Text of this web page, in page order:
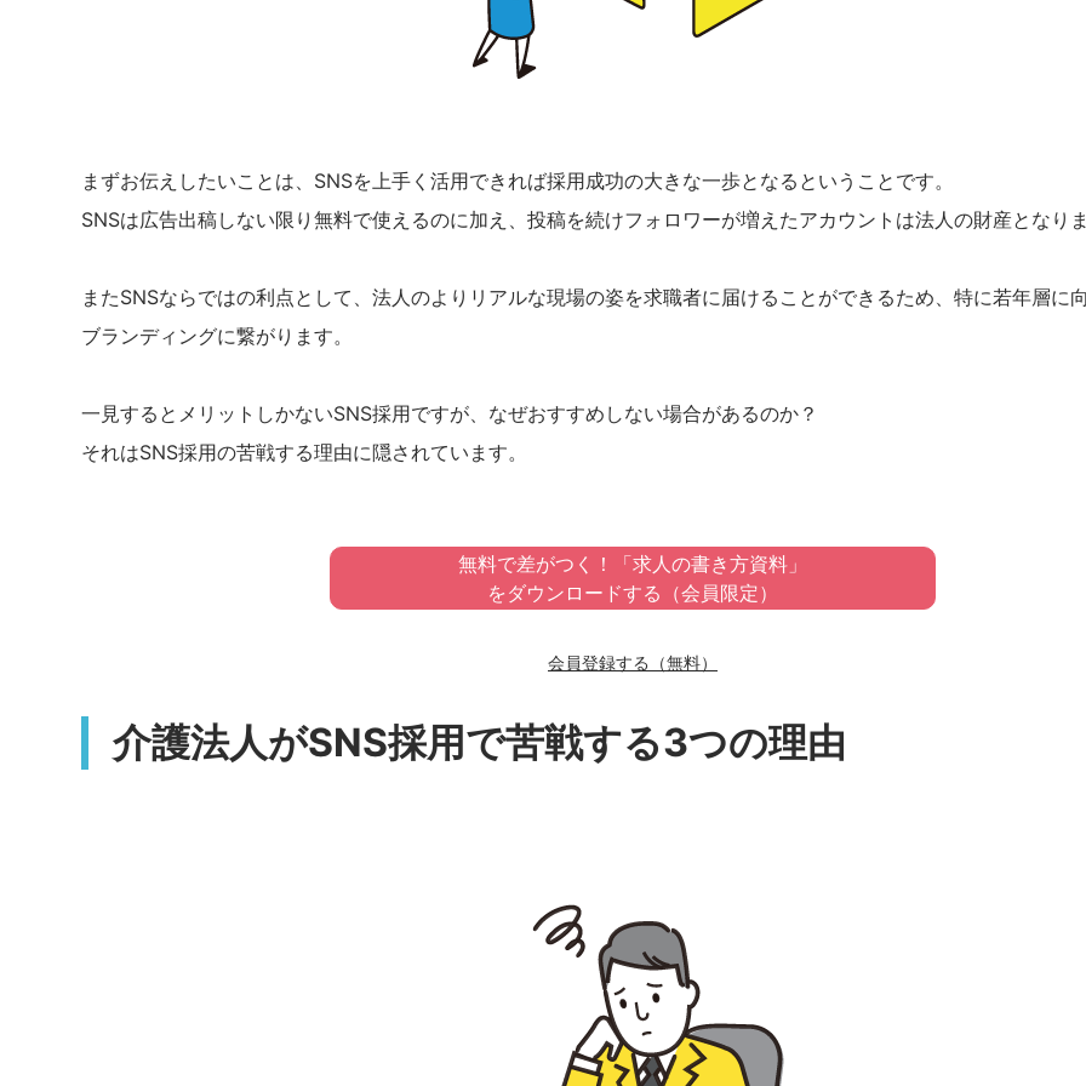
まずお伝えしたいことは、SNSを上手く活用できれば採用成功の大きな一歩となるということです。
SNSは広告出稿しない限り無料で使えるのに加え、投稿を続けフォロワーが増えたアカウントは法人の財産となりま
またSNSならではの利点として、法人のよりリアルな現場の姿を求職者に届けることができるため、特に若年層に
ブランディングに繋がります。
一見するとメリットしかないSNS採用ですが、なぜおすすめしない場合があるのか？
それはSNS採用の苦戦する理由に隠されています。
無料で差がつく！「求人の書き方資料」
をダウンロードする（会員限定）
会員登録する（無料）
介護法人がSNS採用で苦戦する3つの理由